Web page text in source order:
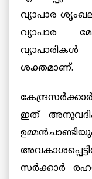
വ്യാപാര
വ്യാപാര
ശക്തമാണ്.
ഇത്
സര്‍ക്കാര്‍